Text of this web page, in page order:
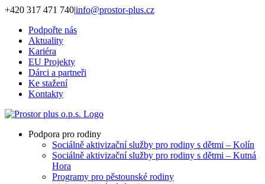
Přeskočit
obsah
+420 317 471 740|info@prostor-plus.cz
Podpořte nás
Aktuality
Kariéra
EU Projekty
Dárci a partneři
Ke stažení
Kontakty
Podpora pro rodiny
Sociálně aktivizační služby pro rodiny s dětmi – Kolín
Sociálně aktivizační služby pro rodiny s dětmi – Kutná
Hora
Programy pro pěstounské rodiny